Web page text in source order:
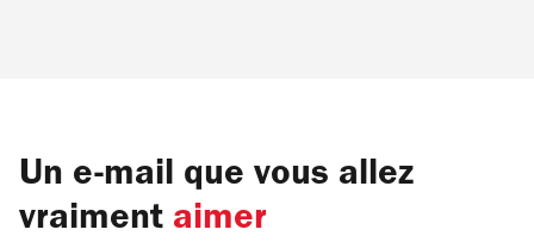
Un e-mail que vous allez
vraiment aimer